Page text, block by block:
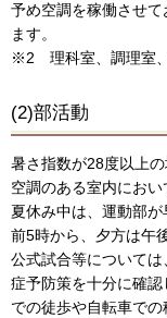
予め空調を稼働させ
ます。
※2 理科室、調理室、
(2)部活動
暑さ指数が28度以上
空調のある室内におい
夏休み中は、運動部
前5時から、夕方は午
公式試合等について
症予防策を十分に確
での徒歩や自転車で